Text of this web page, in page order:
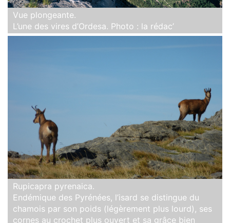
Vue plongeante.
L’une des vires d’Ordesa. Photo : la rédac’
Rupicapra pyrenaica.
Endémique des Pyrénées, l’isard se distingue du
chamois par son poids (légèrement plus lourd), ses
cornes au crochet plus ouvert et sa grâce bien